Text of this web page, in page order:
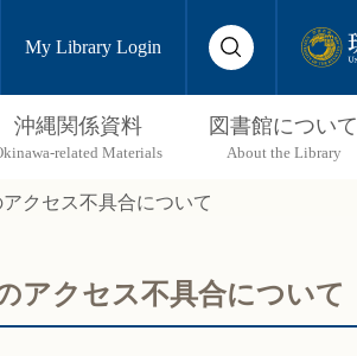
My Library Login
沖縄関係資料 図書館について
アクセス不具合について
アクセス不具合について